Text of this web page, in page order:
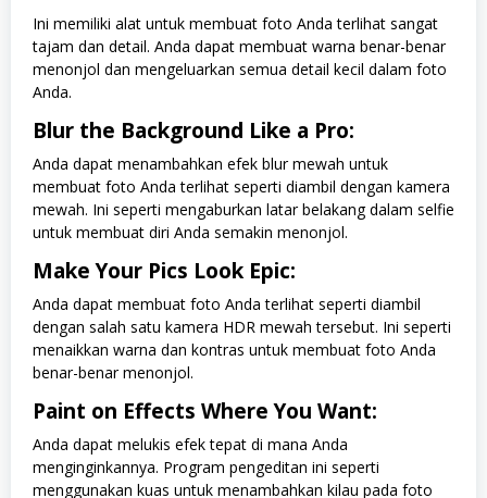
Ini memiliki alat untuk membuat foto Anda terlihat sangat
tajam dan detail. Anda dapat membuat warna benar-benar
menonjol dan mengeluarkan semua detail kecil dalam foto
Anda.
Blur the Background Like a Pro:
Anda dapat menambahkan efek blur mewah untuk
membuat foto Anda terlihat seperti diambil dengan kamera
mewah. Ini seperti mengaburkan latar belakang dalam selfie
untuk membuat diri Anda semakin menonjol.
Make Your Pics Look Epic:
Anda dapat membuat foto Anda terlihat seperti diambil
dengan salah satu kamera HDR mewah tersebut. Ini seperti
menaikkan warna dan kontras untuk membuat foto Anda
benar-benar menonjol.
Paint on Effects Where You Want:
Anda dapat melukis efek tepat di mana Anda
menginginkannya. Program pengeditan ini seperti
menggunakan kuas untuk menambahkan kilau pada foto